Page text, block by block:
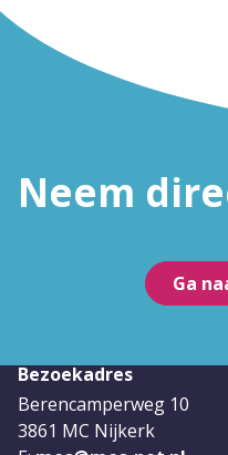
Neem
Ga
Bezoekadres
Berencamperweg 10
3861 MC Nijkerk